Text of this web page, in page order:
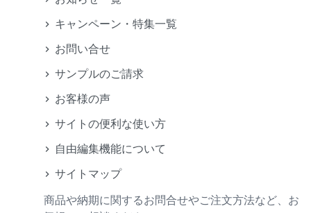
キャンペーン・特集一覧
お問い合せ
サンプルのご請求
お客様の声
サイトの便利な使い方
自由編集機能について
サイトマップ
商品や納期に関するお問合せやご注文方法など、お